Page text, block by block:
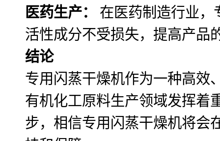
医药生产：
在医药制造行业，
活性成分不受损失，提高产品
结论
专用闪蒸干燥机作为一种高效
有机化工原料生产领域发挥着
步，相信专用闪蒸干燥机将会